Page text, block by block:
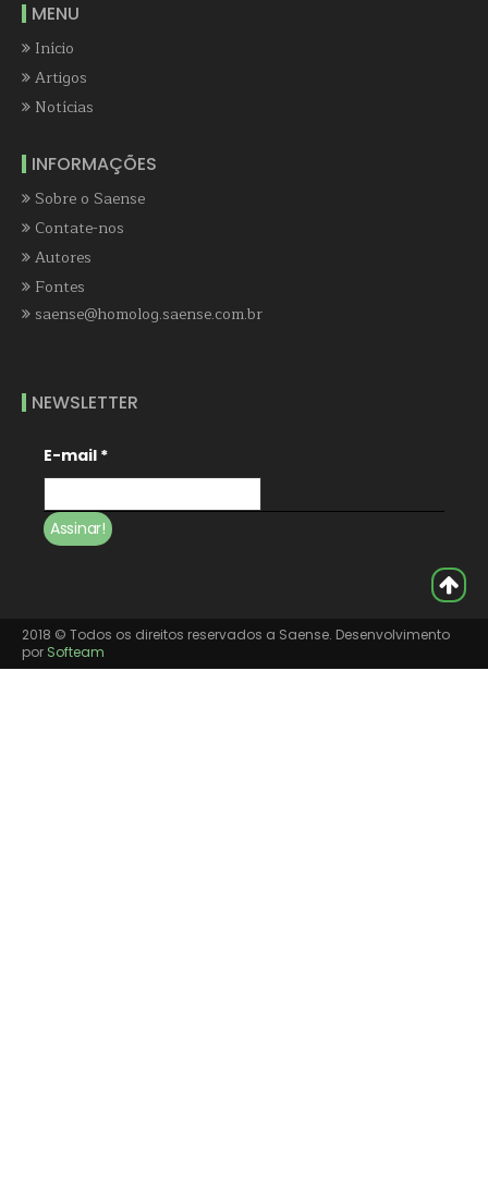
MENU
Início
Artigos
Notícias
INFORMAÇÕES
Sobre o Saense
Contate-nos
Autores
Fontes
saense@homolog.saense.com.br
NEWSLETTER
E-mail *
2018 © Todos os direitos reservados a Saense. Desenvolvimento
por Softeam